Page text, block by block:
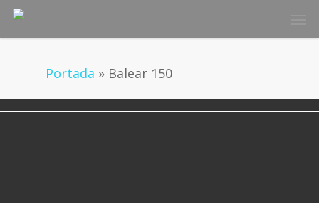
Skip
content
Portada » Balear 150